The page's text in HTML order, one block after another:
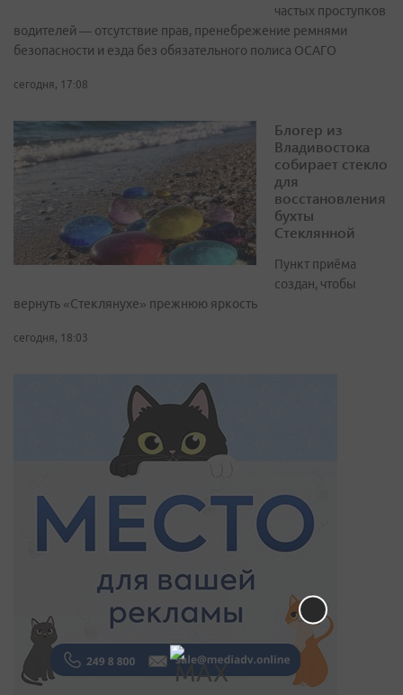
частых проступков
водителей — отсутствие прав, пренебрежение ремнями
безопасности и езда без обязательного полиса ОСАГО
сегодня, 17:08
Блогер из
Владивостока
собирает стекло
для
восстановления
бухты
Стеклянной
Пункт приёма
создан, чтобы
вернуть «Стеклянухе» прежнюю яркость
сегодня, 18:03